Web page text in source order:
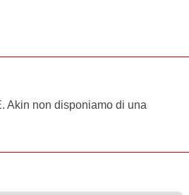
Akin non disponiamo di una